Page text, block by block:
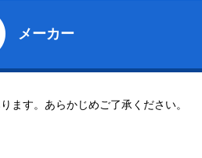
メーカー
ます。あらかじめご了承ください。